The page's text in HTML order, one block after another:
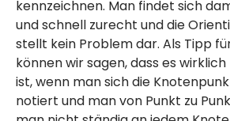
kennzeichnen. Man findet sich
und schnell zurecht und die
stellt kein Problem dar. Als Tipp
können wir sagen, dass es
ist, wenn man sich die
notiert und man von Punkt zu